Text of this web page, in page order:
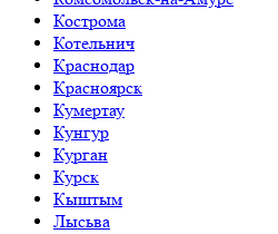
Кострома
Котельнич
Краснодар
Красноярск
Кумертау
Кунгур
Курган
Курск
Кыштым
Лысьва